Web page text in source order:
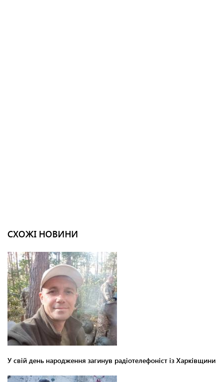
СХОЖІ НОВИНИ
У свій день народження загинув радіотелефоніст із Харківщини